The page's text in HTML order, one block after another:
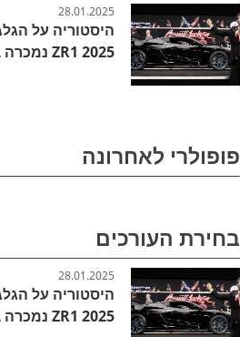
28.01.2025
ZR1 2025 נמכרה ב-$3.7 מיליון
פופולרי לאחרונה
בחירת העורכים
28.01.2025
ZR1 2025 נמכרה ב-$3.7 מיליון